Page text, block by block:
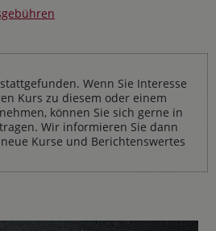
Wenn Sie Interesse
Kurs zu diesem oder einem
können Sie sich gerne in
Wir informieren Sie dann
Kurse und Berichtenswertes